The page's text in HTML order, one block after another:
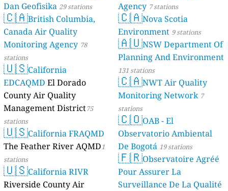
Dan Geofisika 29 stations
🇨🇦British Columbia,
Canada Air Quality
Monitoring Agency 78
stations
🇺🇸California
EDCAQMD El Dorado
County Air Quality
Management District75
stations
🇺🇸California FRAQMD
The Feather River AQMD1
stations
🇺🇸California RIVR
Riverside County Air
Agency 7 stations
🇨🇦Nova Scotia
Environment 9 stations
🇦🇺NSW Department Of
Planning And Environment
131 stations
🇨🇦NWT Air Quality
Monitoring Network 7
stations
🇨🇴OAB - El
Observatorio Ambiental
De Bogotá 19 stations
🇫🇷Observatoire Agréé
Pour Assurer La
Surveillance De La Qualité